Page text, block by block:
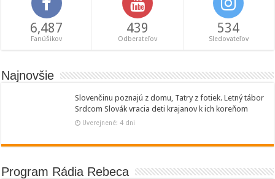
6,487
Fanúšikov
439
Odberateľov
534
Sledovateľov
Najnovšie
Slovenčinu poznajú z domu, Tatry z fotiek. Letný tábor
Srdcom Slovák vracia deti krajanov k ich koreňom
Uverejnené: 4 dni
Program Rádia Rebeca